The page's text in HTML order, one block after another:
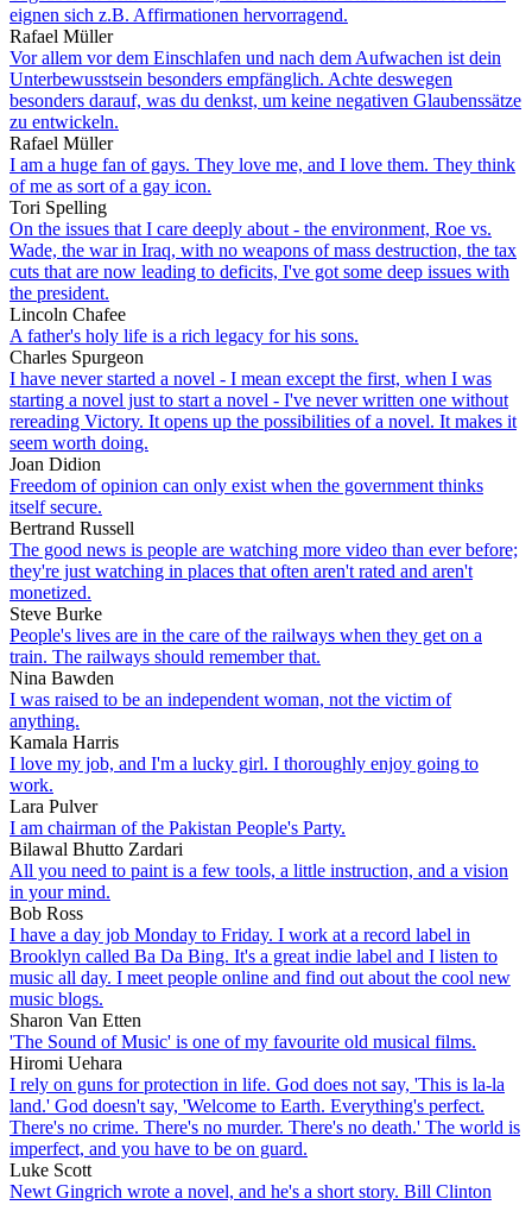
eignen sich z.B. Affirmationen hervorragend.
Rafael Müller
Vor allem vor dem Einschlafen und nach dem Aufwachen ist dein
Unterbewusstsein besonders empfänglich. Achte deswegen
besonders darauf, was du denkst, um keine negativen Glaubenssätze
zu entwickeln.
Rafael Müller
I am a huge fan of gays. They love me, and I love them. They think
of me as sort of a gay icon.
Tori Spelling
On the issues that I care deeply about - the environment, Roe vs.
Wade, the war in Iraq, with no weapons of mass destruction, the tax
cuts that are now leading to deficits, I've got some deep issues with
the president.
Lincoln Chafee
A father's holy life is a rich legacy for his sons.
Charles Spurgeon
I have never started a novel - I mean except the first, when I was
starting a novel just to start a novel - I've never written one without
rereading Victory. It opens up the possibilities of a novel. It makes it
seem worth doing.
Joan Didion
Freedom of opinion can only exist when the government thinks
itself secure.
Bertrand Russell
The good news is people are watching more video than ever before;
they're just watching in places that often aren't rated and aren't
monetized.
Steve Burke
People's lives are in the care of the railways when they get on a
train. The railways should remember that.
Nina Bawden
I was raised to be an independent woman, not the victim of
anything.
Kamala Harris
I love my job, and I'm a lucky girl. I thoroughly enjoy going to
work.
Lara Pulver
I am chairman of the Pakistan People's Party.
Bilawal Bhutto Zardari
All you need to paint is a few tools, a little instruction, and a vision
in your mind.
Bob Ross
I have a day job Monday to Friday. I work at a record label in
Brooklyn called Ba Da Bing. It's a great indie label and I listen to
music all day. I meet people online and find out about the cool new
music blogs.
Sharon Van Etten
'The Sound of Music' is one of my favourite old musical films.
Hiromi Uehara
I rely on guns for protection in life. God does not say, 'This is la-la
land.' God doesn't say, 'Welcome to Earth. Everything's perfect.
There's no crime. There's no murder. There's no death.' The world is
imperfect, and you have to be on guard.
Luke Scott
Newt Gingrich wrote a novel, and he's a short story. Bill Clinton